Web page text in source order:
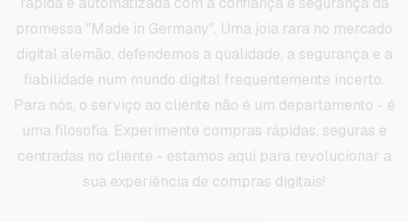
promessa "Made in Germany". Uma joia rara no mercado
digital alemão, defendemos a qualidade, a segurança e a
fiabilidade num mundo digital frequentemente incerto.
Para nós, o serviço ao cliente não é um departamento - é
uma filosofia. Experimente compras rápidas, seguras e
centradas no cliente - estamos aqui para revolucionar a
sua experiência de compras digitais!